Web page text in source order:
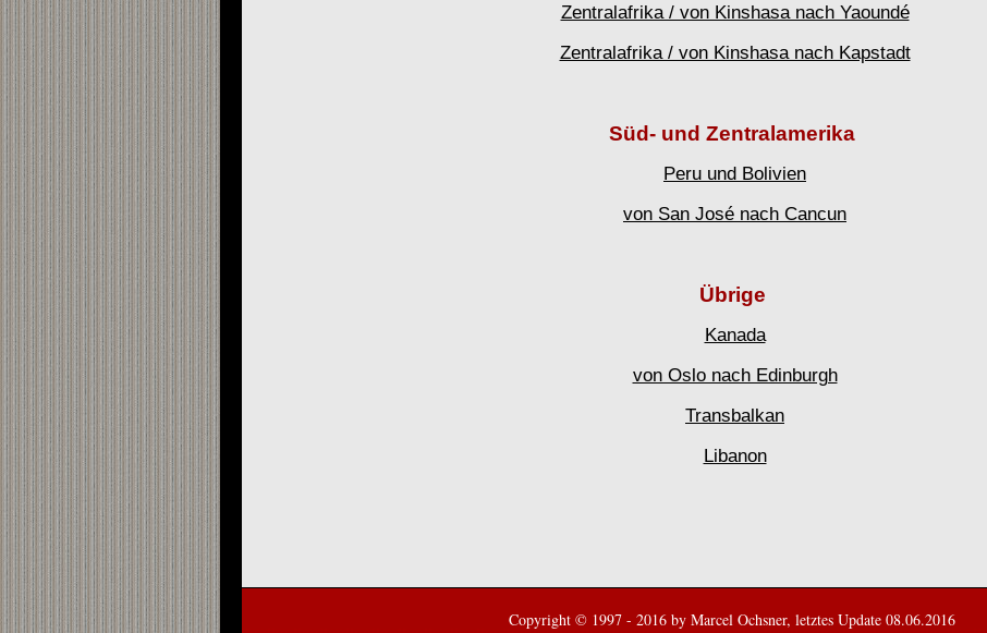
Zentralafrika / von Kinshasa nach Yaoundé
Zentralafrika / von Kinshasa nach Kapstadt
Süd- und Zentralamerika
Peru und Bolivien
von San José nach Cancun
Übrige
Kanada
von Oslo nach Edinburgh
Transbalkan
Libanon
Copyright © 1997 - 2016 by Marcel Ochsner, letztes Update 08.06.2016